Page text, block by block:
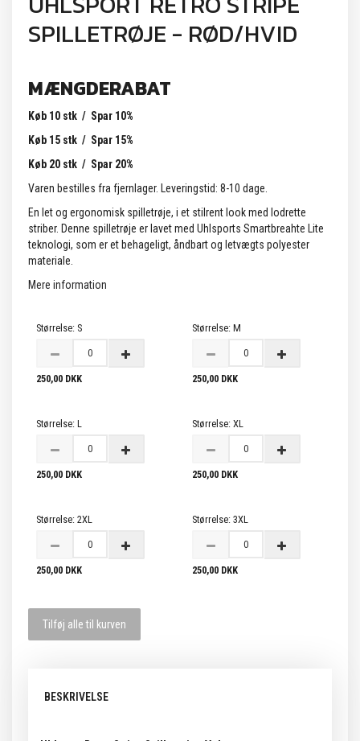
SPILLETRØJE - RØD/HVID
MÆNGDERABAT
Køb 10 stk / Spar 10%
Køb 15 stk / Spar 15%
Køb 20 stk / Spar 20%
Varen bestilles fra fjernlager. Leveringstid: 8-10 dage.
En let og ergonomisk spilletrøje, i et stilrent look med lodrette
striber. Denne spilletrøje er lavet med Uhlsports Smartbreahte Lite
teknologi, som er et behageligt, åndbart og letvægts polyester
materiale.
Mere information
Størrelse: S
250,00 DKK
Størrelse: M
250,00 DKK
Størrelse: L
250,00 DKK
Størrelse: XL
250,00 DKK
Størrelse: 2XL
250,00 DKK
Størrelse: 3XL
250,00 DKK
Tilføj alle til kurven
BESKRIVELSE